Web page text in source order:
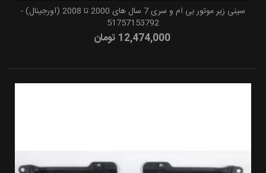
سینی زیر موتور بی ام و سری 7 سال های 2000 تا 2008 (اورجینال) -
51757153792
12,474,000 تومان